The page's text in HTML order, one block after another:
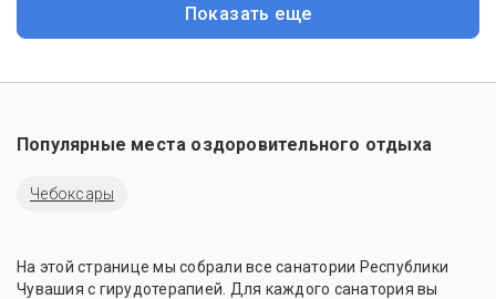
Показать еще
Популярные места оздоровительного отдыха
Чебоксары
На этой странице мы собрали все санатории Республики
Чувашия с гирудотерапией. Для каждого санатория вы